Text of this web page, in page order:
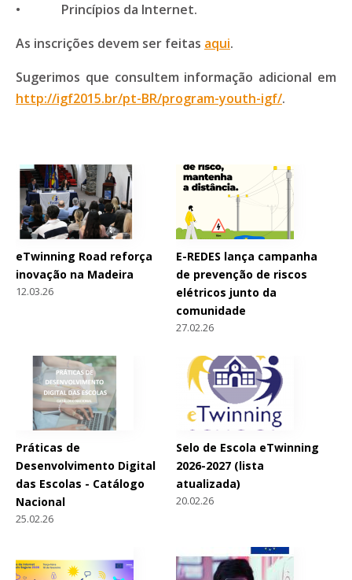
• Princípios da Internet.
As inscrições devem ser feitas aqui.
Sugerimos que consultem informação adicional em
http://igf2015.br/pt-BR/program-youth-igf/.
eTwinning Road reforça
inovação na Madeira
12.03.26
E-REDES lança campanha
de prevenção de riscos
elétricos junto da
comunidade
27.02.26
Práticas de
Desenvolvimento Digital
das Escolas - Catálogo
Nacional
25.02.26
Selo de Escola eTwinning
2026-2027 (lista
atualizada)
20.02.26